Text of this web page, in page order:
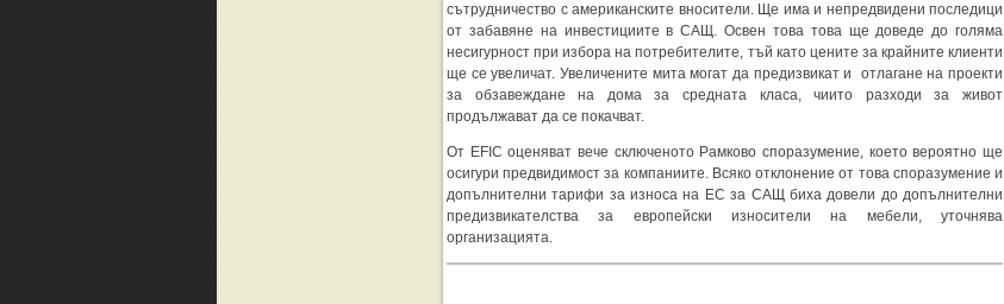
сътрудничество с американските вносители. Ще има и непредвидени последици
от забавяне на инвестициите в САЩ. Освен това това ще доведе до голяма
несигурност при избора на потребителите, тъй като цените за крайните клиенти
ще се увеличат. Увеличените мита могат да предизвикат и отлагане на проекти
за обзавеждане на дома за средната класа, чиито разходи за живот
продължават да се покачват.
От EFIC оценяват вече сключеното Рамково споразумение, което вероятно ще
осигури предвидимост за компаниите. Всяко отклонение от това споразумение и
допълнителни тарифи за износа на ЕС за САЩ биха довели до допълнителни
предизвикателства за европейски износители на мебели, уточнява
организацията.